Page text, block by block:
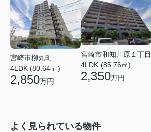
宮崎市柳丸町
4LDK (80.64㎡)
2,850万円
宮崎市和知川原１丁目
4LDK (85.76㎡)
2,350万円
よく見られている物件